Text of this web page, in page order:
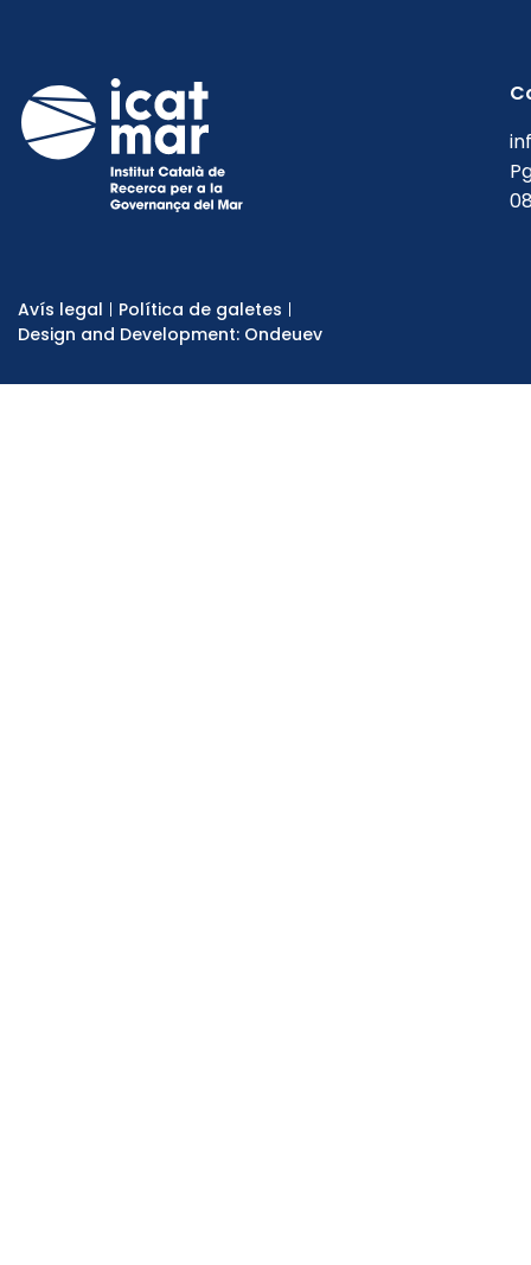
Avís legal
Política de galetes
Design and Development: Ondeuev